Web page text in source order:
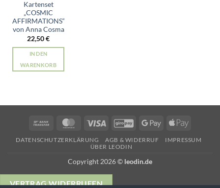
Kartenset
„COSMIC
AFFIRMATIONS“
von Anna Cosma
22,50€
IN DEN
WARENKORB
Bank
MasterCardVisa GiroPay Google
Apple
DATENSCHUTZERKLÄRUNG AGB & WIDERRUF
IMPRESSUM
ÜBER LEODIN
Copyright 2026 © leodin.de
VERTRAG WIDERRUFEN